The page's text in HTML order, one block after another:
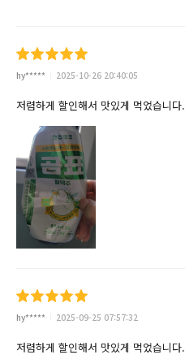
hy***** 2025-10-26 20:40:05
저렴하게 할인해서 맛있게 먹었습니다.
hy***** 2025-09-25 07:57:32
저렴하게 할인해서 맛있게 먹었습니다.